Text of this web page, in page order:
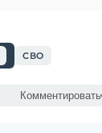
СВО
Комментировать